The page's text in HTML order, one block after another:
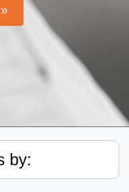
by: